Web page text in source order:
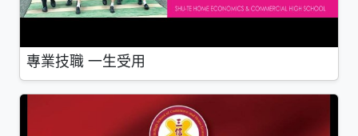
專業技職 一生受用